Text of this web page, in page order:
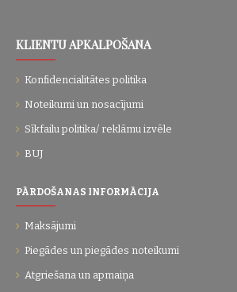
KLIENTU APKALPOŠANA
Konfidencialitātes politika
Noteikumi un nosacījumi
Sīkfailu politika/ reklāmu izvēle
BUJ
PĀRDOŠANAS INFORMĀCIJA
Maksājumi
Piegādes un piegādes noteikumi
Atgriešana un apmaiņa